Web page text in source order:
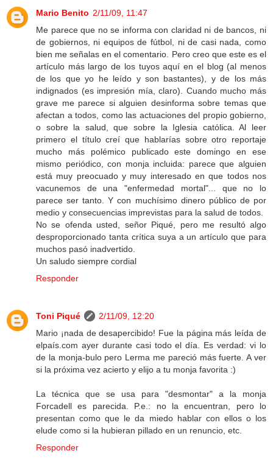
Mario Benito 2/11/09, 11:47
Me parece que no se informa con claridad ni de bancos, ni
de gobiernos, ni equipos de fútbol, ni de casi nada, como
bien me señalas en el comentario. Pero creo que este es el
artículo más largo de los tuyos aquí en el blog (al menos
de los que yo he leído y son bastantes), y de los más
indignados (es impresión mía, claro). Cuando mucho más
grave me parece si alguien desinforma sobre temas que
afectan a todos, como las actuaciones del propio gobierno,
o sobre la salud, que sobre la Iglesia católica. Al leer
primero el título creí que hablarías sobre otro reportaje
mucho más polémico publicado este domingo en ese
mismo periódico, con monja incluida: parece que alguien
está muy preocuado y muy interesado en que todos nos
vacunemos de una "enfermedad mortal"... que no lo
parece ser tanto. Y con muchísimo dinero público de por
medio y consecuencias imprevistas para la salud de todos.
No se ofenda usted, señor Piqué, pero me resultó algo
desproporcionado tanta crítica suya a un artículo que para
muchos pasó inadvertido.
Un saludo siempre cordial
Responder
Toni Piqué
2/11/09, 12:20
Mario ¡nada de desapercibido! Fue la página más leída de
elpaís.com ayer durante casi todo el día. Es verdad: vi lo
de la monja-bulo pero Lerma me pareció más fuerte. A ver
si la próxima vez acierto y elijo a tu monja favorita :)
La técnica que se usa para "desmontar" a la monja
Forcadell es parecida. P.e.: no la encuentran, pero lo
presentan como que le da miedo hablar con ellos o los
elude como si la hubieran pillado en un renuncio, etc.
Responder